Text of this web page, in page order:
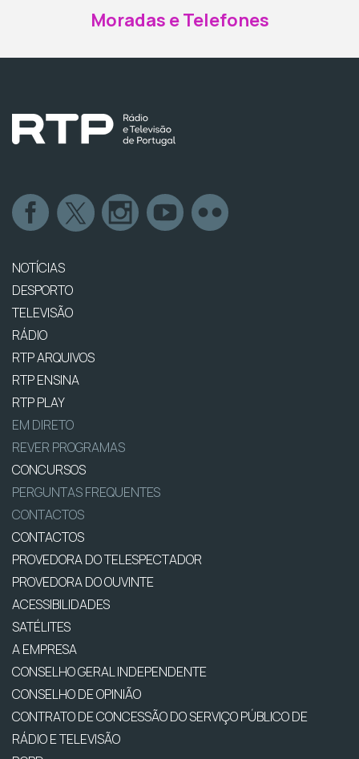
Moradas e Telefones
NOTÍCIAS
DESPORTO
TELEVISÃO
RÁDIO
RTP ARQUIVOS
RTP ENSINA
RTP PLAY
EM DIRETO
REVER PROGRAMAS
CONCURSOS
PERGUNTAS FREQUENTES
CONTACTOS
CONTACTOS
PROVEDORA DO TELESPECTADOR
PROVEDORA DO OUVINTE
ACESSIBILIDADES
SATÉLITES
A EMPRESA
CONSELHO GERAL INDEPENDENTE
CONSELHO DE OPINIÃO
CONTRATO DE CONCESSÃO DO SERVIÇO PÚBLICO DE
RÁDIO E TELEVISÃO